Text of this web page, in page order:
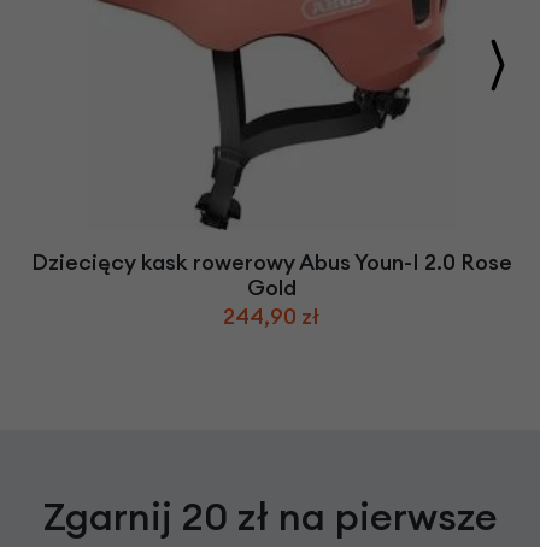
Dziecięcy kask rowerowy Abus Youn-I 2.0 Rose
Gold
244,90 zł
Zgarnij 20 zł na pierwsze